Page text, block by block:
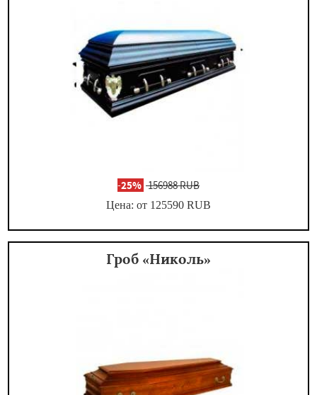
-25% 156988 RUB
Цена: от 125590 RUB
Гроб «Николь»